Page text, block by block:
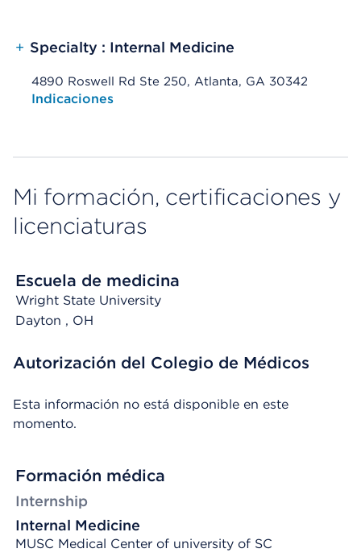
+ Specialty : Internal Medicine
4890 Roswell Rd Ste 250, Atlanta, GA 30342
Opens native map application on mobile devices
Indicaciones
Mi formación, certificaciones y
licenciaturas
Escuela de medicina
Wright State University
Dayton , OH
Autorización del Colegio de Médicos
Esta información no está disponible en este
momento.
Formación médica
Internship
Internal Medicine
MUSC Medical Center of university of SC